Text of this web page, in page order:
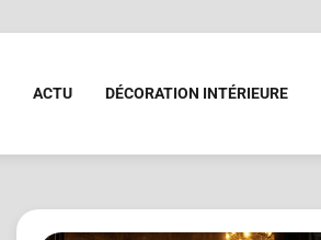
ACTU DÉCORATION INTÉRIEURE